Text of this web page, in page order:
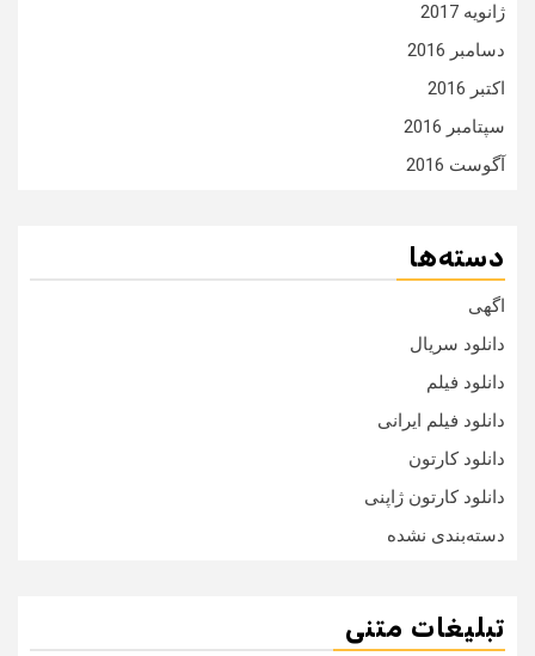
ژانویه 2017
دسامبر 2016
اکتبر 2016
سپتامبر 2016
آگوست 2016
دسته‌ها
اگهی
دانلود سریال
دانلود فیلم
دانلود فیلم ایرانی
دانلود کارتون
دانلود کارتون ژاپنی
دسته‌بندی نشده
تبلیغات متنی